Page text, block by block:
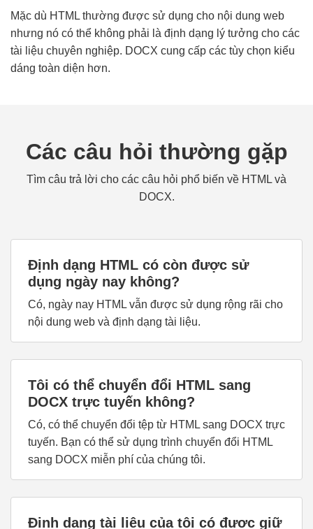
Mặc dù HTML thường được sử dụng cho nội dung web
nhưng nó có thể không phải là định dạng lý tưởng cho các
tài liệu chuyên nghiệp. DOCX cung cấp các tùy chọn kiểu
dáng toàn diện hơn.
Các câu hỏi thường gặp
Tìm câu trả lời cho các câu hỏi phổ biến về HTML và
DOCX.
Định dạng HTML có còn được sử
dụng ngày nay không?
Có, ngày nay HTML vẫn được sử dụng rộng rãi cho
nội dung web và định dạng tài liệu.
Tôi có thể chuyển đổi HTML sang
DOCX trực tuyến không?
Có, có thể chuyển đổi tệp từ HTML sang DOCX trực
tuyến. Bạn có thể sử dụng trình chuyển đổi HTML
sang DOCX miễn phí của chúng tôi.
Định dạng tài liệu của tôi có được giữ